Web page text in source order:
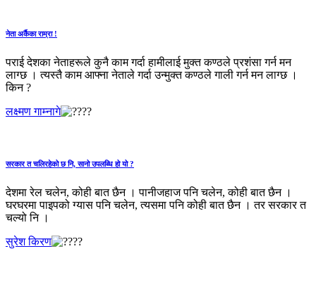
नेता अर्कैका राम्रा !
पराई देशका नेताहरूले कुनै काम गर्दा हामीलाई मुक्त कण्ठले प्रशंसा गर्न मन
लाग्छ । त्यस्तै काम आफ्ना नेताले गर्दा उन्मुक्त कण्ठले गाली गर्न मन लाग्छ ।
किन ?
लक्ष्मण गाम्नागे
सरकार त चलिरहेको छ नि, सानो उपलब्धि हो यो ?
देशमा रेल चलेन, कोही बात छैन । पानीजहाज पनि चलेन, कोही बात छैन ।
घरघरमा पाइपको ग्यास पनि चलेन, त्यसमा पनि कोही बात छैन । तर सरकार त
चल्यो नि ।
सुरेश किरण